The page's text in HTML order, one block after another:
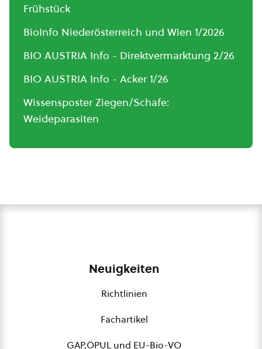
Frühstück
BioInfo Niederösterreich und Wien 1/2026
BIO AUSTRIA Info - Direktvermarktung 2/26
BIO AUSTRIA Info - Acker 1/26
Wissensposter Ziegen/Schafe:
Weideparasiten
Neuigkeiten
Richtlinien
Fachartikel
GAP,ÖPUL und EU-Bio-VO